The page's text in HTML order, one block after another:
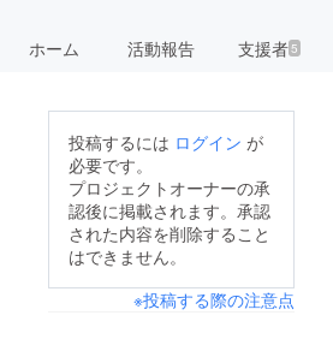
ホーム 活動報告 支援者5
投稿するには ログイン が
必要です。
プロジェクトオーナーの承
認後に掲載されます。承認
された内容を削除すること
はできません。
※投稿する際の注意点